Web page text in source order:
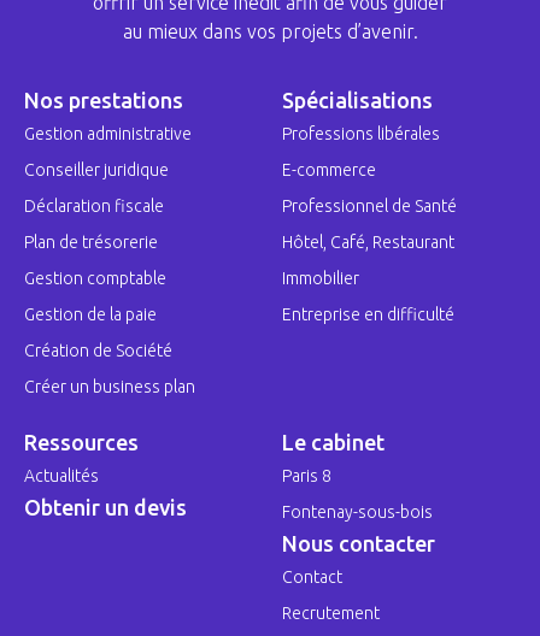
au mieux dans vos projets d’avenir.
Nos prestations
Gestion administrative
Conseiller juridique
Déclaration fiscale
Plan de trésorerie
Gestion comptable
Gestion de la paie
Création de Société
Créer un business plan
Spécialisations
Professions libérales
E-commerce
Professionnel de Santé
Hôtel, Café, Restaurant
Immobilier
Entreprise en difficulté
Ressources
Actualités
Obtenir un devis
Le cabinet
Paris 8
Fontenay-sous-bois
Nous contacter
Contact
Recrutement